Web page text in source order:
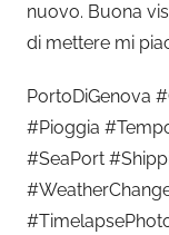
nuovo. Buona
di mettere mi
PortoDiGenova
#Pioggia
#SeaPort